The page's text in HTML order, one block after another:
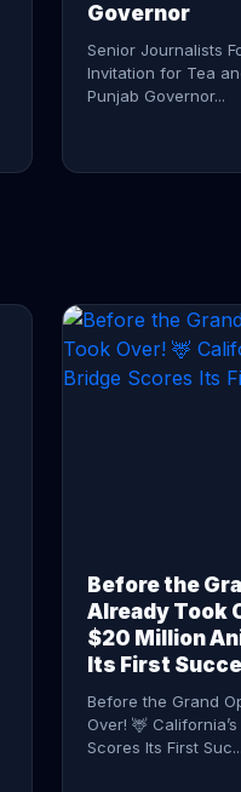
Governor
Senior Journalists
Invitation for Tea
Punjab Governor...
CONTINUE
Before the
Already Took
$20 Million
Its First
Before the Grand
Over! 🦌
Scores Its First Suc...